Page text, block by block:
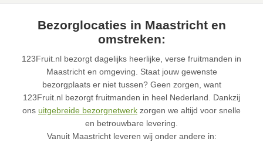
Bezorglocaties in Maastricht en
omstreken:
123Fruit.nl bezorgt dagelijks heerlijke, verse fruitmanden in
Maastricht en omgeving. Staat jouw gewenste
bezorgplaats er niet tussen? Geen zorgen, want
123Fruit.nl bezorgt fruitmanden in heel Nederland. Dankzij
ons uitgebreide bezorgnetwerk zorgen we altijd voor snelle
en betrouwbare levering.
Vanuit Maastricht leveren wij onder andere in: